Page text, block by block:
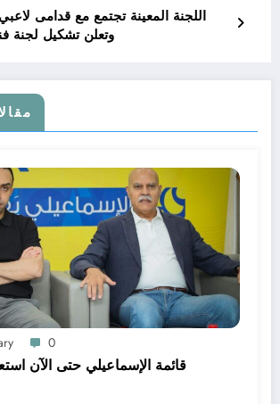
اللجنة المعينة تجتمع مع قدامى
وتعلن تشكيل لجنة
0
قائمة الإسماعيلي حتى الآن